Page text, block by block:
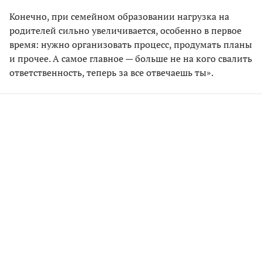
Конечно, при семейном образовании нагрузка на
родителей сильно увеличивается, особенно в первое
время: нужно организовать процесс, продумать планы
и прочее. А самое главное — больше не на кого свалить
ответственность, теперь за все отвечаешь ты».